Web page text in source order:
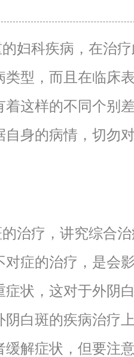
妇科疾病，在治疗
型，而且在临床
这样的不同个别
身的病情，切勿
疗，讲究综合治
症的治疗，是会
状，这对于外阴
白斑的疾病治疗
解症状，但要注